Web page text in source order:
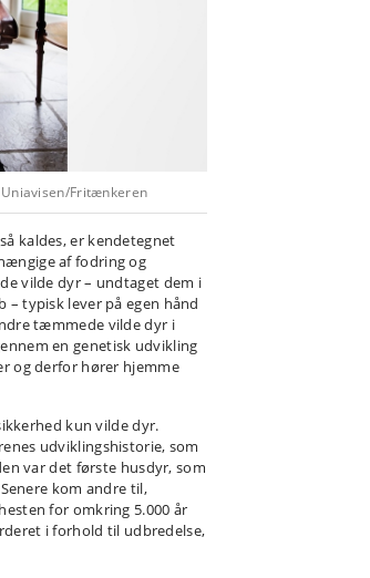
Fritænkeren
kaldes, er kendetegnet
af fodring og
vilde dyr – undtaget dem i
– typisk lever på egen hånd
tæmmede vilde dyr i
en genetisk udvikling
og derfor hører hjemme
kun vilde dyr.
udviklingshistorie, som
var det første husdyr, som
kom andre til,
for omkring 5.000 år
i forhold til udbredelse,